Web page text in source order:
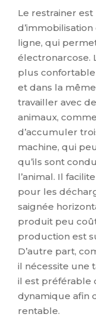
Le restrainer
ligne, qui
électronarcose.
plus
et dans la
travailler avec
animaux,
d’accumuler
machine, qui
qu’ils sont
l’animal. Il
pour les
saignée
produit peu
production est
D’autre part,
il nécessite une
il est préférable
dynamique afin
rentable.